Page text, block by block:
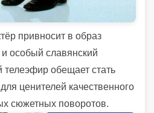
привносит в образ
особый славянский
телеэфир обещает стать
ценителей качественного
сюжетных поворотов.